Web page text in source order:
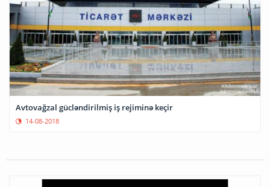
Avtovağzal gücləndirilmiş iş rejiminə keçir
14-08-2018